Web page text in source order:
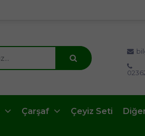
Çarşaf Çeyiz Seti